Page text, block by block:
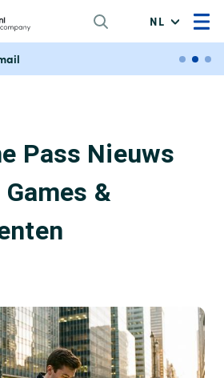
NL
Pass Nieuws
&